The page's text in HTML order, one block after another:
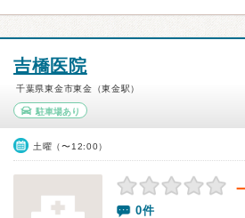
吉橋医院
千葉県東金市東金（東金駅）
駐車場あり
土曜（〜12:00）
－
0件